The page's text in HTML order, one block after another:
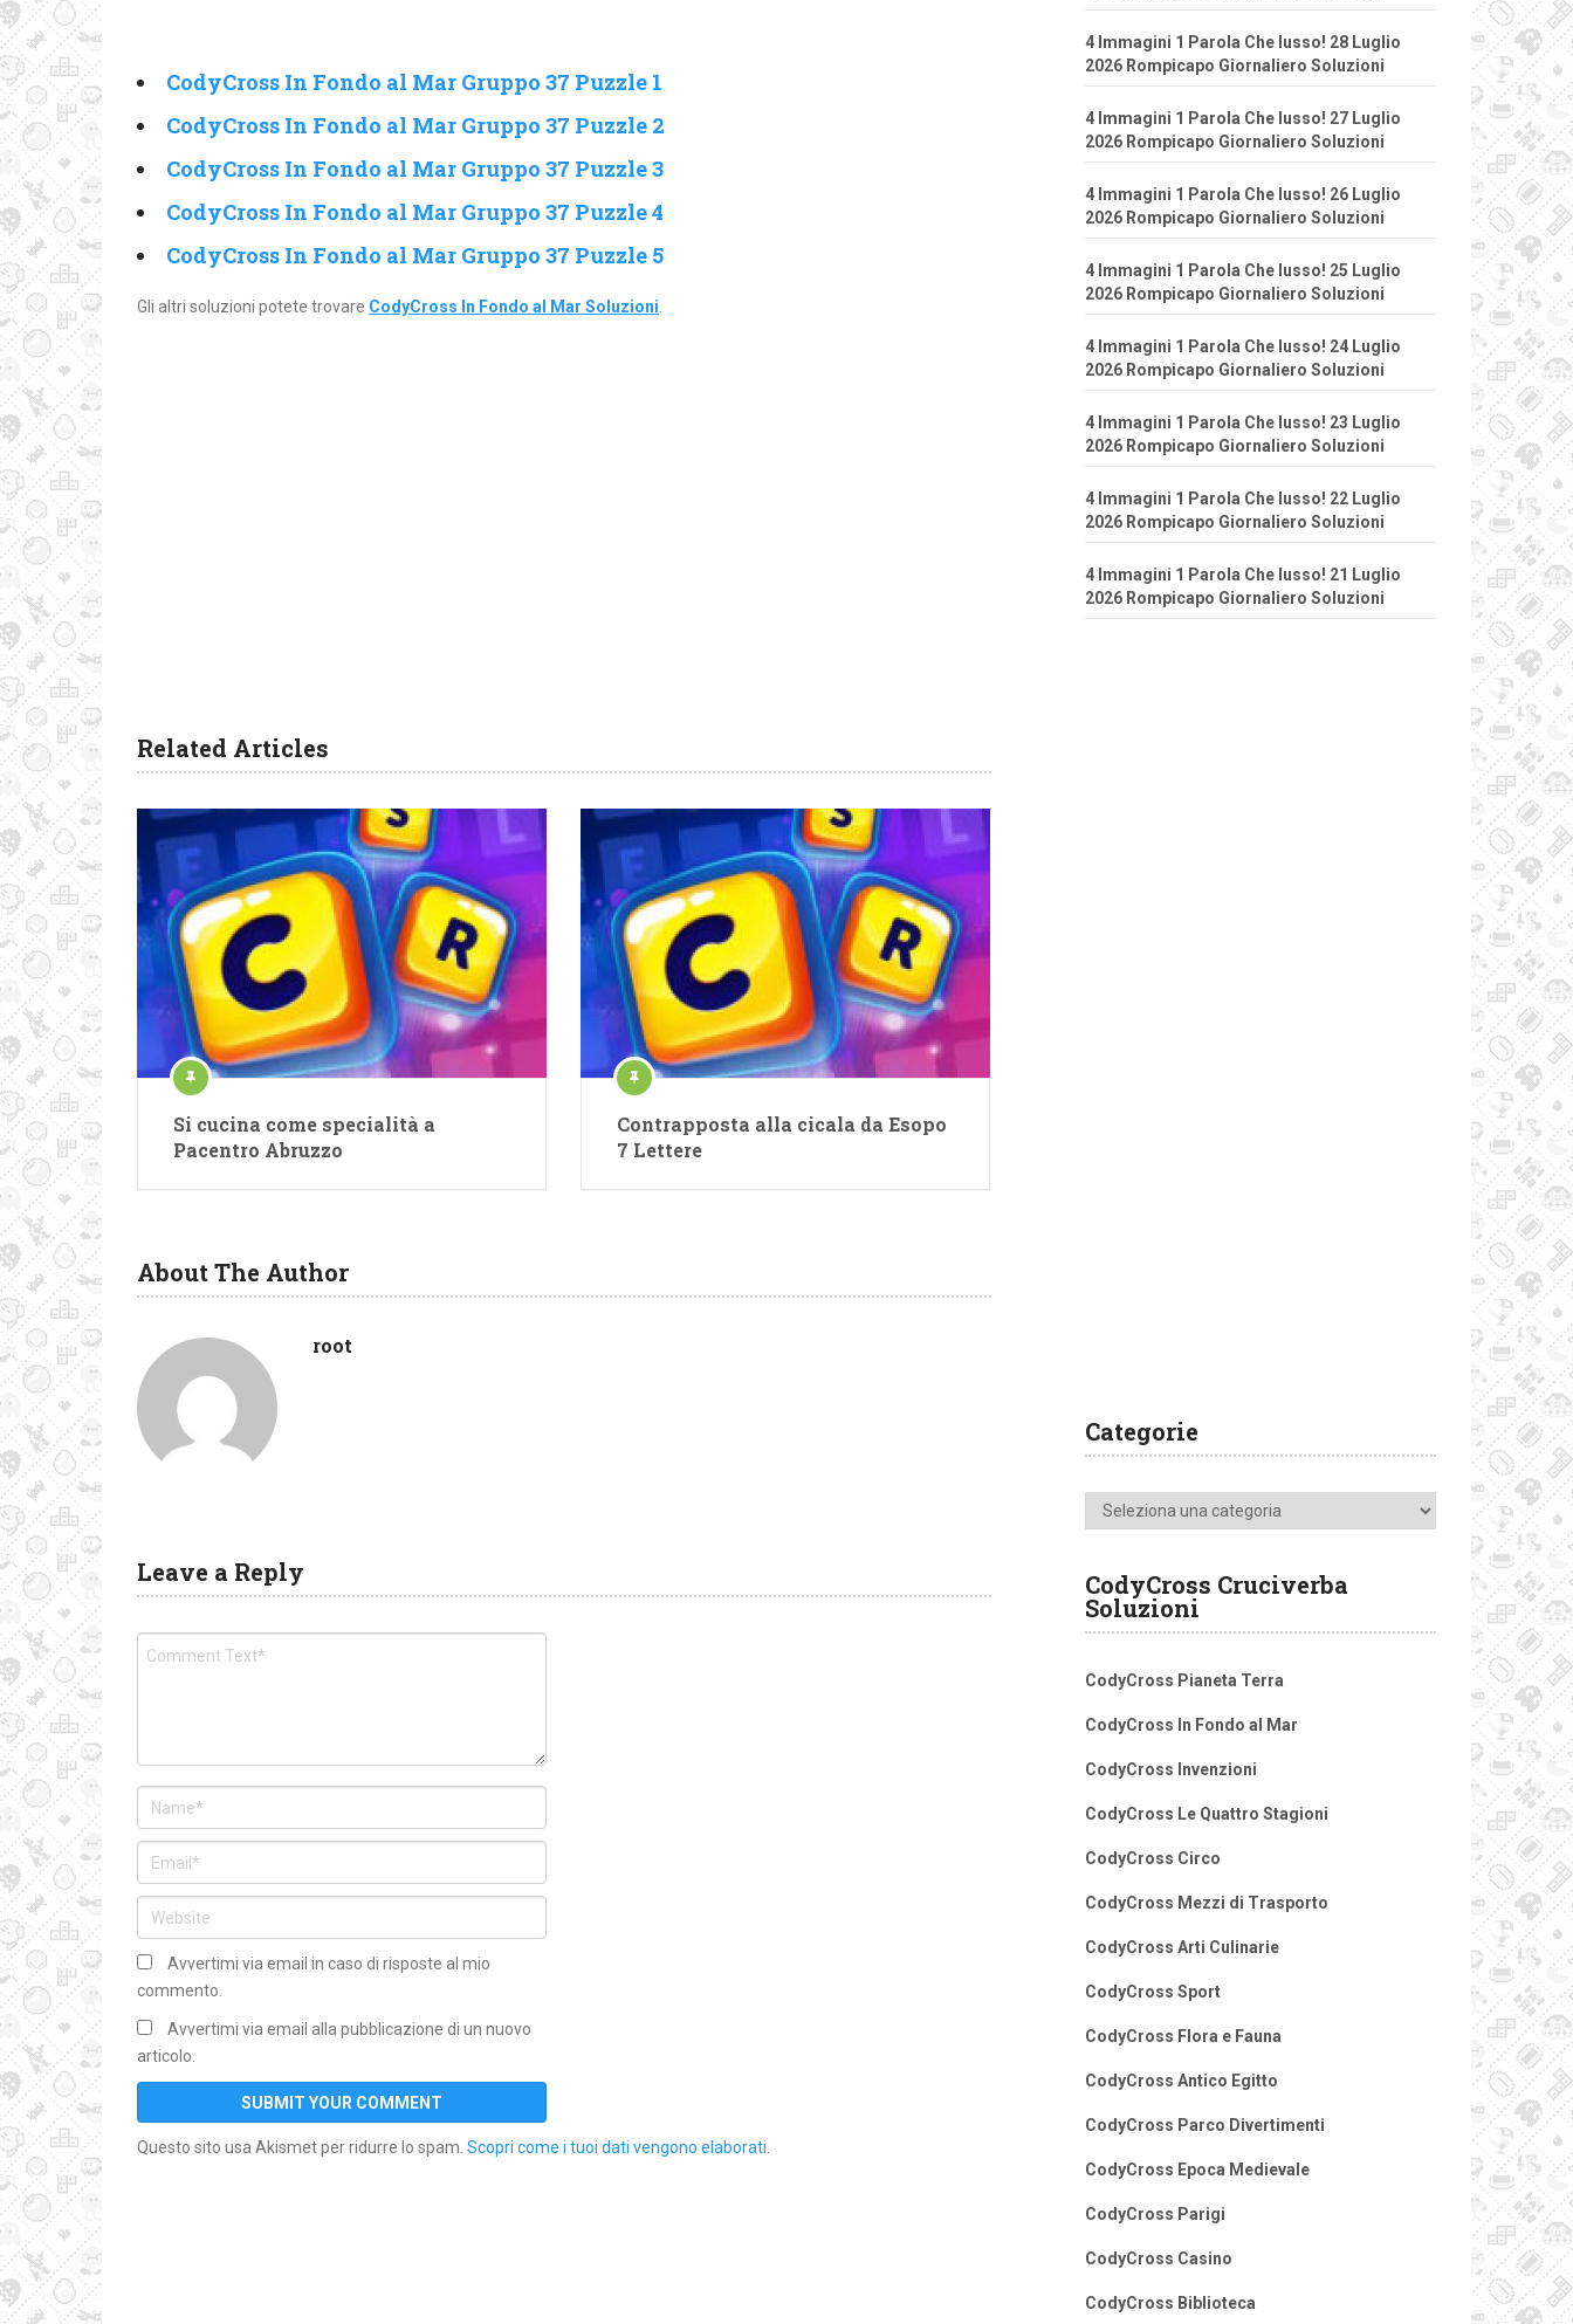
CodyCross In Fondo al Mar Gruppo 37 Puzzle 1
CodyCross In Fondo al Mar Gruppo 37 Puzzle 2
CodyCross In Fondo al Mar Gruppo 37 Puzzle 3
CodyCross In Fondo al Mar Gruppo 37 Puzzle 4
CodyCross In Fondo al Mar Gruppo 37 Puzzle 5
Gli altri soluzioni potete trovare CodyCross In Fondo al Mar Soluzioni
Related Articles
Si cucina come specialità a
Pacentro Abruzzo
Contrapposta alla cicala da Esopo
7 Lettere
About The Author
root
Leave a Reply
Avvertimi via email in caso di risposte al mio
commento.
Avvertimi via email alla pubblicazione di un nuovo
articolo.
Questo sito usa Akismet per ridurre lo spam. Scopri come i tuoi dati vengono elaborati
4 Immagini 1 Parola Che lusso! 28 Luglio
2026 Rompicapo Giornaliero Soluzioni
4 Immagini 1 Parola Che lusso! 27 Luglio
2026 Rompicapo Giornaliero Soluzioni
4 Immagini 1 Parola Che lusso! 26 Luglio
2026 Rompicapo Giornaliero Soluzioni
4 Immagini 1 Parola Che lusso! 25 Luglio
2026 Rompicapo Giornaliero Soluzioni
4 Immagini 1 Parola Che lusso! 24 Luglio
2026 Rompicapo Giornaliero Soluzioni
4 Immagini 1 Parola Che lusso! 23 Luglio
2026 Rompicapo Giornaliero Soluzioni
4 Immagini 1 Parola Che lusso! 22 Luglio
2026 Rompicapo Giornaliero Soluzioni
4 Immagini 1 Parola Che lusso! 21 Luglio
2026 Rompicapo Giornaliero Soluzioni
Categorie
Categorie
CodyCross Cruciverba
Soluzioni
CodyCross Pianeta Terra
CodyCross In Fondo al Mar
CodyCross Invenzioni
CodyCross Le Quattro Stagioni
CodyCross Circo
CodyCross Mezzi di Trasporto
CodyCross Arti Culinarie
CodyCross Sport
CodyCross Flora e Fauna
CodyCross Antico Egitto
CodyCross Parco Divertimenti
CodyCross Epoca Medievale
CodyCross Parigi
CodyCross Casino
CodyCross Biblioteca